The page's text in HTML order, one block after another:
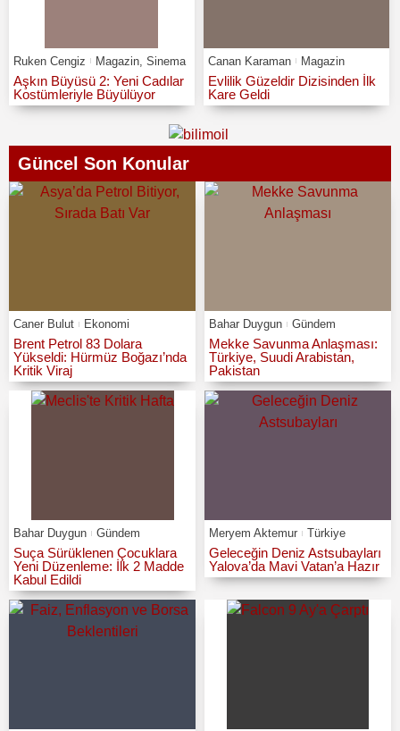
Ruken Cengiz Magazin Sinema
Aşkın Büyüsü 2: Yeni Cadılar
Kostümleriyle Büyülüyor
Canan Karaman Magazin
Evlilik Güzeldir Dizisinden İlk
Kare Geldi
Güncel Son Konular
Caner Bulut Ekonomi
Brent Petrol 83 Dolara
Yükseldi: Hürmüz Boğazı’nda
Kritik Viraj
Bahar Duygun Gündem
Mekke Savunma Anlaşması:
Türkiye, Suudi Arabistan,
Pakistan
Bahar Duygun Gündem
Suça Sürüklenen Çocuklara
Yeni Düzenleme: İlk 2 Madde
Kabul Edildi
Meryem Aktemur Türkiye
Geleceğin Deniz Astsubayları
Yalova’da Mavi Vatan’a Hazır